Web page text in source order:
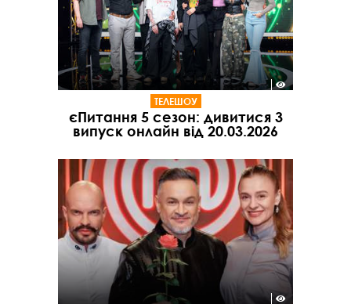
ТЕЛЕШОУ
єПитання 5 сезон: дивитися 3
випуск онлайн від 20.03.2026